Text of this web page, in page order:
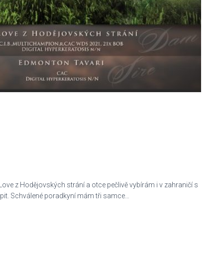
z Hodějovských strání a otce pečlivě vybírám i v zahraničí s
Schválené poradkyní mám tři samce…